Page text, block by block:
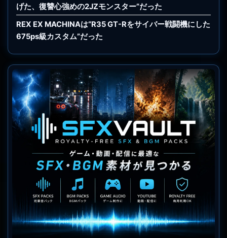
げた、復讐心強めの2JZモンスター”だった
REX EX MACHINAは“R35 GT-Rをサイバー戦闘機にした
675ps級カスタム”だった